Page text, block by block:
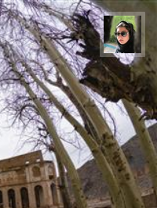
سپیده اصلان